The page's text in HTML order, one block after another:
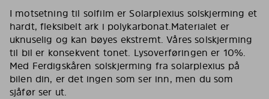
I motsetning til solfilm er Solarplexius solskjerming et
hardt, fleksibelt ark i polykarbonat.Materialet er
uknuselig og kan bøyes ekstremt. Våres solskjerming
til bil er konsekvent tonet. Lysoverføringen er 10%.
Med Ferdigskåren solskjerming fra solarplexius på
bilen din, er det ingen som ser inn, men du som
sjåfør ser ut.